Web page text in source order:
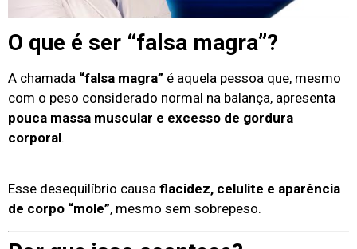
O que é ser “falsa magra”?
A chamada “falsa magra” é aquela pessoa que, mesmo
com o peso considerado normal na balança, apresenta
pouca massa muscular e excesso de gordura
corporal.
Esse desequilíbrio causa flacidez, celulite e aparência
de corpo “mole”, mesmo sem sobrepeso.